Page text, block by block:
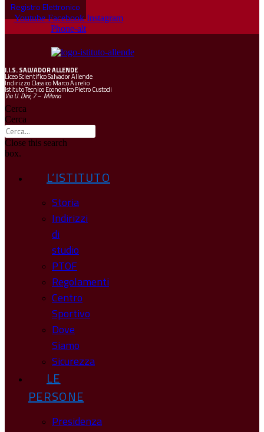
Registro Elettronico
Youtube Facebook Instagram
Phone-alt
I.I.S.SALVADOR ALLENDE
Liceo Scientifico Salvador Allende
Indirizzo Classico Marco Aurelio
Istituto Tecnico Economico Pietro Custodi
Via U. Dini, 7 – Milano
Cerca
Cerca
Close this search
box.
L’ISTITUTO
Storia
Indirizzi
di
studio
PTOF
Regolamenti
Centro
Sportivo
Dove
Siamo
Sicurezza
LE
PERSONE
Presidenza